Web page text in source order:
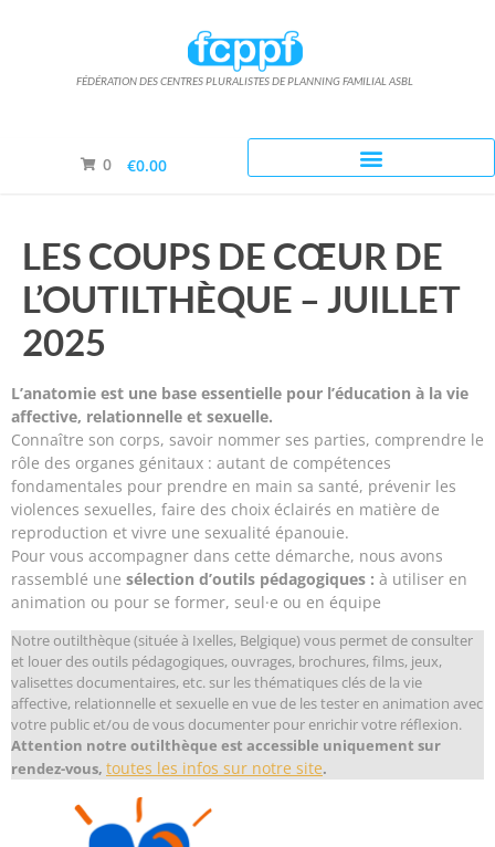
FÉDÉRATION DES CENTRES PLURALISTES DE PLANNING FAMILIAL ASBL
0 €0.00
LES COUPS DE CŒUR DE
L’OUTILTHÈQUE – JUILLET
2025
L’anatomie est une base essentielle pour l’éducation à la vie
affective, relationnelle et sexuelle.
Connaître son corps, savoir nommer ses parties, comprendre le
rôle des organes génitaux : autant de compétences
fondamentales pour prendre en main sa santé, prévenir les
violences sexuelles, faire des choix éclairés en matière de
reproduction et vivre une sexualité épanouie.
Pour vous accompagner dans cette démarche, nous avons
rassemblé une sélection d’outils pédagogiques : à utiliser en
animation ou pour se former, seul·e ou en équipe
Notre outilthèque (située à Ixelles, Belgique) vous permet de consulter
et louer des outils pédagogiques, ouvrages, brochures, films, jeux,
valisettes documentaires, etc. sur les thématiques clés de la vie
affective, relationnelle et sexuelle en vue de les tester en animation avec
votre public et/ou de vous documenter pour enrichir votre réflexion.
Attention notre outilthèque est accessible uniquement sur
rendez-vous, toutes les infos sur notre site.